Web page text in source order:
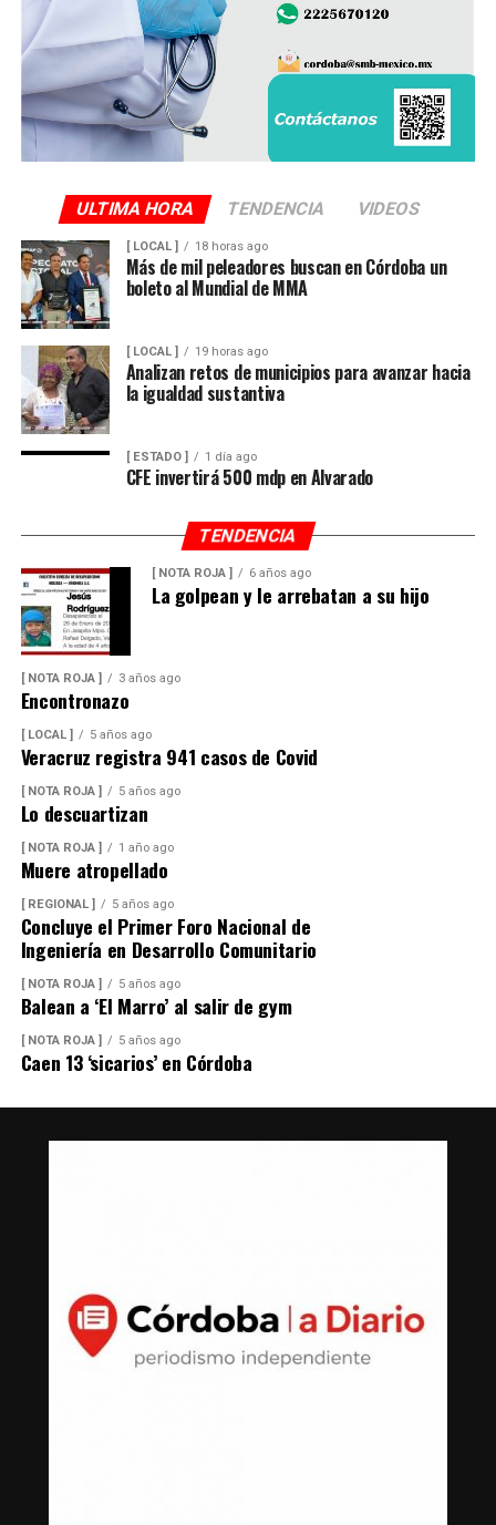
ULTIMA HORA TENDENCIA VIDEOS
[ LOCAL ] 18 horas ago
Más de mil peleadores buscan en Córdoba un
boleto al Mundial de MMA
[ LOCAL ] 19 horas ago
Analizan retos de municipios para avanzar hacia
la igualdad sustantiva
[ ESTADO ] 1 día ago
CFE invertirá 500 mdp en Alvarado
TENDENCIA
[ NOTA ROJA ] 6 años ago
La golpean y le arrebatan a su hijo
[ NOTA ROJA ] 3 años ago
Encontronazo
[ LOCAL ] 5 años ago
Veracruz registra 941 casos de Covid
[ NOTA ROJA ] 5 años ago
Lo descuartizan
[ NOTA ROJA ] 1 año ago
Muere atropellado
[ REGIONAL ] 5 años ago
Concluye el Primer Foro Nacional de
Ingeniería en Desarrollo Comunitario
[ NOTA ROJA ] 5 años ago
Balean a ‘El Marro’ al salir de gym
[ NOTA ROJA ] 5 años ago
Caen 13 ‘sicarios’ en Córdoba